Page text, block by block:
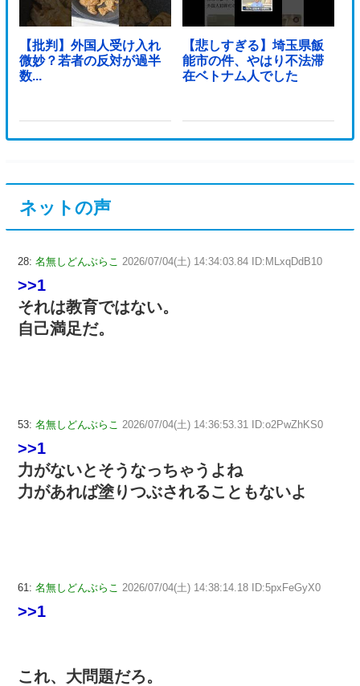
【批判】外国人受け入れ
微妙？若者の反対が過半
数...
【悲しすぎる】埼玉県飯
能市の件、やはり不法滞
在ベトナム人でした
ネットの声
28: 名無しどんぶらこ 2026/07/04(土) 14:34:03.84 ID:MLxqDdB10
>>1
それは教育ではない。
自己満足だ。
53: 名無しどんぶらこ 2026/07/04(土) 14:36:53.31 ID:o2PwZhKS0
>>1
力がないとそうなっちゃうよね
力があれば塗りつぶされることもないよ
61: 名無しどんぶらこ 2026/07/04(土) 14:38:14.18 ID:5pxFeGyX0
>>1
これ、大問題だろ。